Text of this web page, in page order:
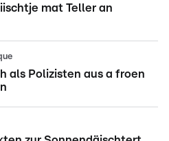
mat Teller an
als Polizisten aus a froen